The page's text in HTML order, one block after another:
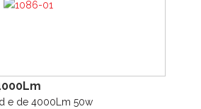
e de 4000Lm 50w